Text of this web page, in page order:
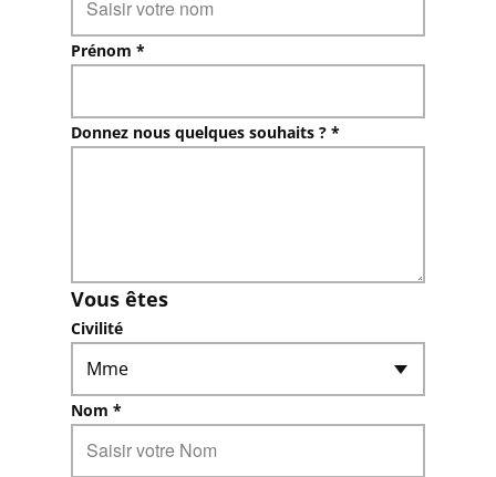
Prénom *
Donnez nous quelques souhaits ? *
Vous êtes
Civilité
Nom *